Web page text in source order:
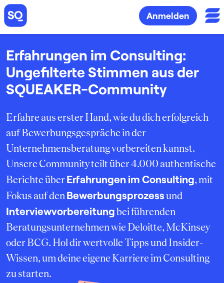
Anmelden
Erfahrungen im Consulting:
Ungefilterte Stimmen aus der
SQUEAKER-Community
Erfahre aus erster Hand, wie du dich erfolgreich
auf Bewerbungsgespräche in der
Unternehmensberatung vorbereiten kannst.
Unsere Community teilt über 4.000 authentische
Berichte überErfahrungen im Consulting, mit
Fokus auf den Bewerbungsprozessund
Interviewvorbereitungbei führenden
Beratungsunternehmen wie Deloitte, McKinsey
oder BCG. Hol dir wertvolle Tipps und Insider-
Wissen, um deine eigene Karriere im Consulting
zu starten.